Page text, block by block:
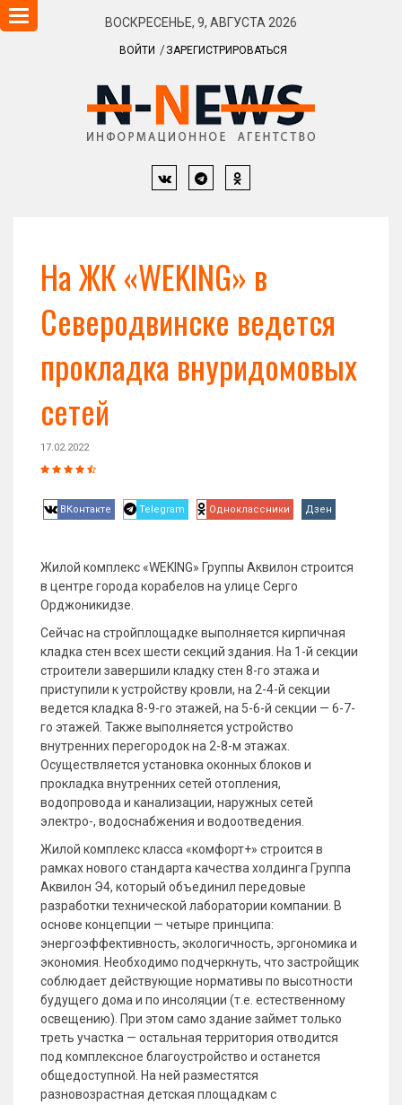
ВОСКРЕСЕНЬЕ, 9, АВГУСТА 2026
ВОЙТИ ЗАРЕГИСТРИРОВАТЬСЯ
Навигация
На ЖК «WEKING» в
Северодвинске ведется
прокладка внуридомовых
сетей
17.02.2022
ВКонтакте Telegram Одноклассники Дзен
Жилой комплекс «WEKING» Группы Аквилон строится
в центре города корабелов на улице Серго
Орджоникидзе.
Сейчас на стройплощадке выполняется кирпичная
кладка стен всех шести секций здания. На 1-й секции
строители завершили кладку стен 8-го этажа и
приступили к устройству кровли, на 2-4-й секции
ведется кладка 8-9-го этажей, на 5-6-й секции — 6-7-
го этажей. Также выполняется устройство
внутренних перегородок на 2-8-м этажах.
Осуществляется установка оконных блоков и
прокладка внутренних сетей отопления,
водопровода и канализации, наружных сетей
электро-, водоснабжения и водоотведения.
Жилой комплекс класса «комфорт+» строится в
рамках нового стандарта качества холдинга Группа
Аквилон Э4, который объединил передовые
разработки технической лаборатории компании. В
основе концепции — четыре принципа:
энергоэффективность, экологичность, эргономика и
экономия. Необходимо подчеркнуть, что застройщик
соблюдает действующие нормативы по высотности
будущего дома и по инсоляции (т.е. естественному
освещению). При этом само здание займет только
треть участка — остальная территория отводится
под комплексное благоустройство и останется
общедоступной. На ней разместятся
разновозрастная детская площадкам с